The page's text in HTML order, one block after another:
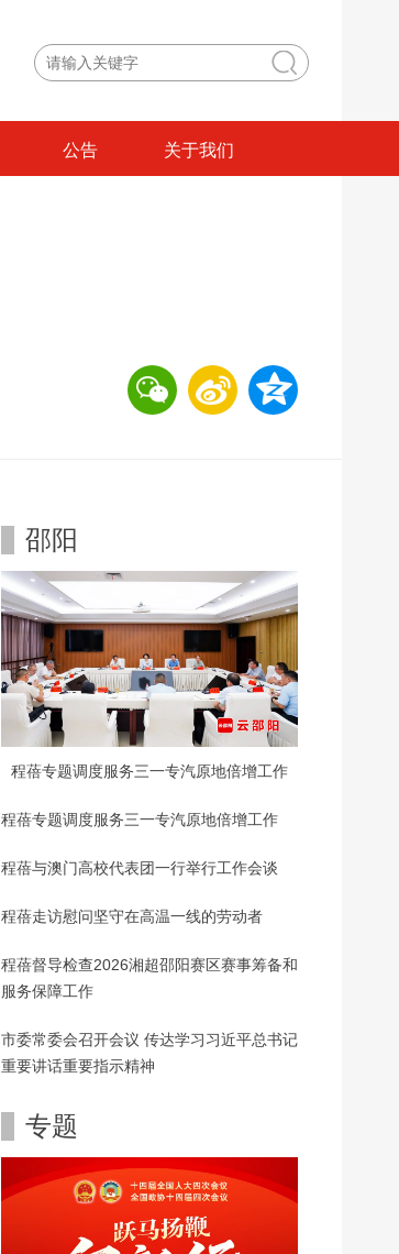
公告 关于我们
邵阳
程蓓专题调度服务三一专汽原地倍增工作
程蓓专题调度服务三一专汽原地倍增工作
程蓓与澳门高校代表团一行举行工作会谈
程蓓走访慰问坚守在高温一线的劳动者
程蓓督导检查2026湘超邵阳赛区赛事筹备和
服务保障工作
市委常委会召开会议 传达学习习近平总书记
重要讲话重要指示精神
专题